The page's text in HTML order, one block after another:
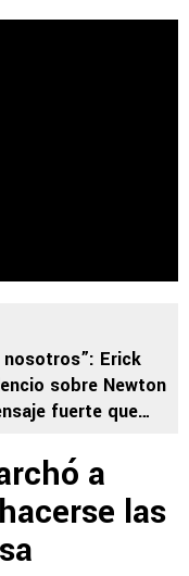
nosotros”: Erick
sobre Newton
fuerte que
a
las